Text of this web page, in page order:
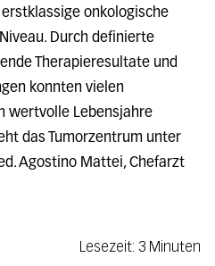
onkologische
Durch definierte
Therapieresultate und
konnten vielen
wertvolle Lebensjahre
das Tumorzentrum unter
Agostino Mattei, Chefarzt
Lesezeit: 3 Minuten